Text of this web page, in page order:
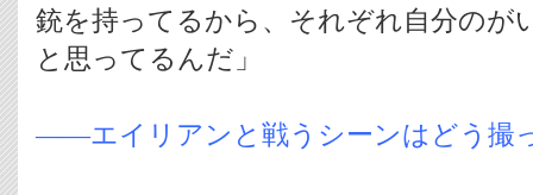
銃を持ってるから、それぞれ自分のが
と思ってるんだ」
――エイリアンと戦うシーンはどう撮